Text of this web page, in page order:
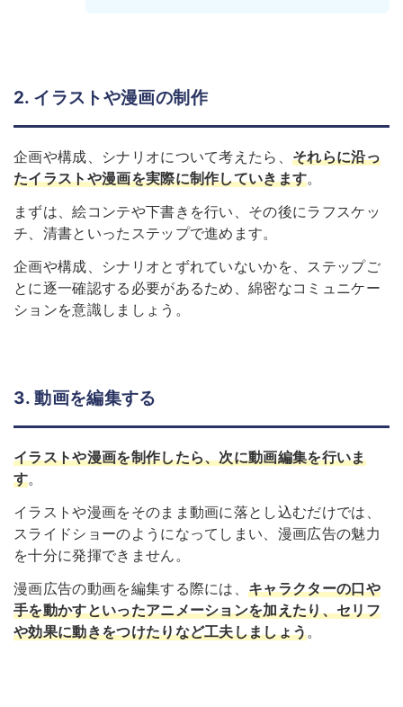
2. イラストや漫画の制作
企画や構成、シナリオについて考えたら、それらに沿っ
たイラストや漫画を実際に制作していきます。
まずは、絵コンテや下書きを行い、その後にラフスケッ
チ、清書といったステップで進めます。
企画や構成、シナリオとずれていないかを、ステップご
とに逐一確認する必要があるため、綿密なコミュニケー
ションを意識しましょう。
3. 動画を編集する
イラストや漫画を制作したら、次に動画編集を行いま
す。
イラストや漫画をそのまま動画に落とし込むだけでは、
スライドショーのようになってしまい、漫画広告の魅力
を十分に発揮できません。
漫画広告の動画を編集する際には、キャラクターの口や
手を動かすといったアニメーションを加えたり、セリフ
や効果に動きをつけたりなど工夫しましょう。